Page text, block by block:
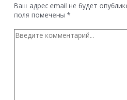
Ваш адрес email не будет
поля помечены*
Введите